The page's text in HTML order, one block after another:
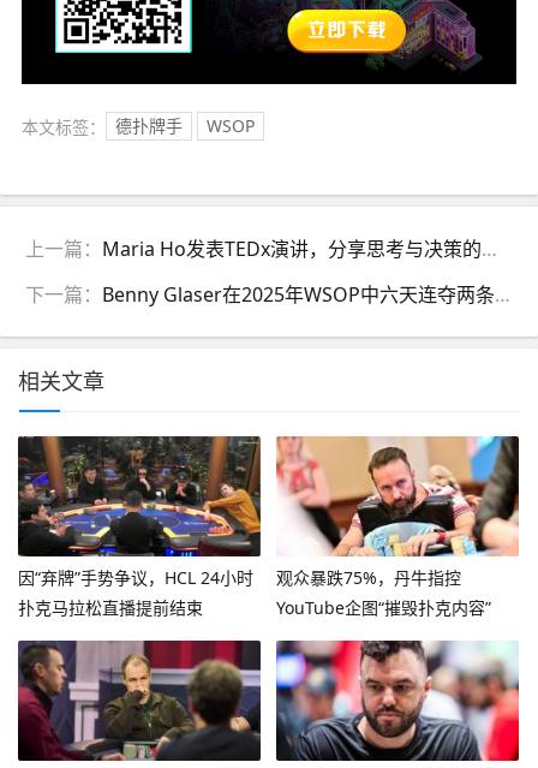
本文标签： 德扑牌手 WSOP
上一篇： Maria Ho发表TEDx演讲，分享思考与决策的技巧
下一篇： Benny Glaser在2025年WSOP中六天连夺两条金手链
相关文章
因“弃牌”手势争议，HCL 24小时
扑克马拉松直播提前结束
观众暴跌75%，丹牛指控
YouTube企图“摧毁扑克内容”